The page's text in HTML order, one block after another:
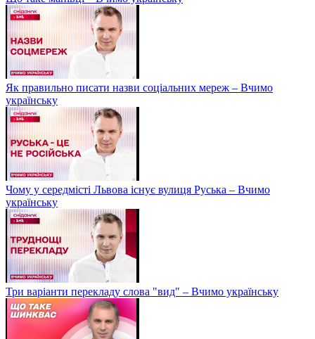
Як правильно писати назви соціальних мереж – Вчимо
українську
Чому у середмісті Львова існує вулиця Руська – Вчимо
українську
Три варіанти перекладу слова "вид" – Вчимо українську